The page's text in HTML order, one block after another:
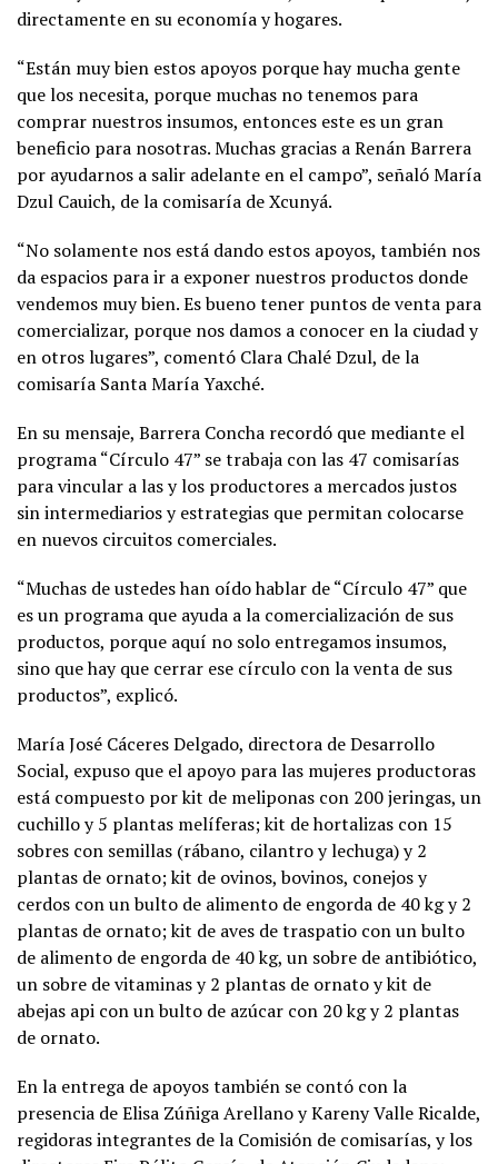
directamente en su economía y hogares.
“Están muy bien estos apoyos porque hay mucha gente
que los necesita, porque muchas no tenemos para
comprar nuestros insumos, entonces este es un gran
beneficio para nosotras. Muchas gracias a Renán Barrera
por ayudarnos a salir adelante en el campo”, señaló María
Dzul Cauich, de la comisaría de Xcunyá.
“No solamente nos está dando estos apoyos, también nos
da espacios para ir a exponer nuestros productos donde
vendemos muy bien. Es bueno tener puntos de venta para
comercializar, porque nos damos a conocer en la ciudad y
en otros lugares”, comentó Clara Chalé Dzul, de la
comisaría Santa María Yaxché.
En su mensaje, Barrera Concha recordó que mediante el
programa “Círculo 47” se trabaja con las 47 comisarías
para vincular a las y los productores a mercados justos
sin intermediarios y estrategias que permitan colocarse
en nuevos circuitos comerciales.
“Muchas de ustedes han oído hablar de “Círculo 47” que
es un programa que ayuda a la comercialización de sus
productos, porque aquí no solo entregamos insumos,
sino que hay que cerrar ese círculo con la venta de sus
productos”, explicó.
María José Cáceres Delgado, directora de Desarrollo
Social, expuso que el apoyo para las mujeres productoras
está compuesto por kit de meliponas con 200 jeringas, un
cuchillo y 5 plantas melíferas; kit de hortalizas con 15
sobres con semillas (rábano, cilantro y lechuga) y 2
plantas de ornato; kit de ovinos, bovinos, conejos y
cerdos con un bulto de alimento de engorda de 40 kg y 2
plantas de ornato; kit de aves de traspatio con un bulto
de alimento de engorda de 40 kg, un sobre de antibiótico,
un sobre de vitaminas y 2 plantas de ornato y kit de
abejas api con un bulto de azúcar con 20 kg y 2 plantas
de ornato.
En la entrega de apoyos también se contó con la
presencia de Elisa Zúñiga Arellano y Kareny Valle Ricalde,
regidoras integrantes de la Comisión de comisarías, y los